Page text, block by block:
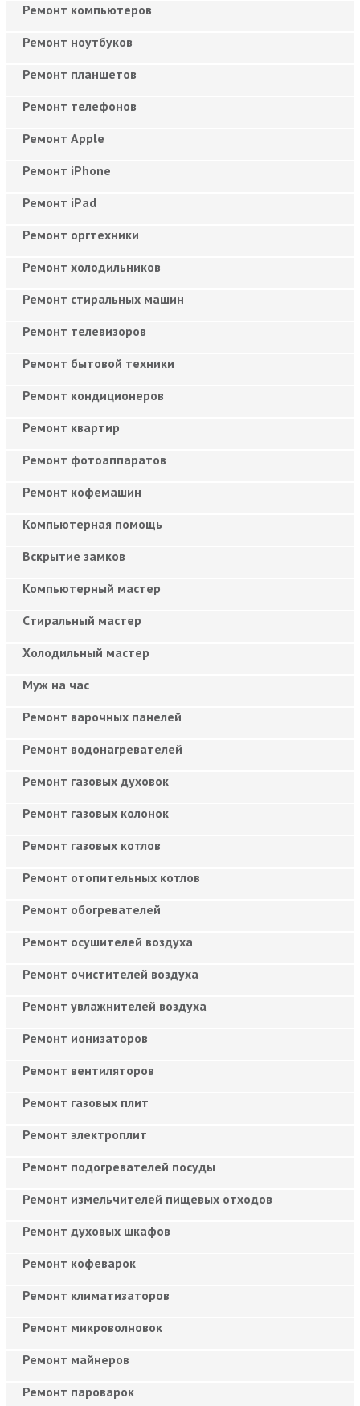
Ремонт компьютеров
Ремонт ноутбуков
Ремонт планшетов
Ремонт телефонов
Ремонт Apple
Ремонт iPhone
Ремонт iPad
Ремонт оргтехники
Ремонт холодильников
Ремонт стиральных машин
Ремонт телевизоров
Ремонт бытовой техники
Ремонт кондиционеров
Ремонт квартир
Ремонт фотоаппаратов
Ремонт кофемашин
Компьютерная помощь
Вскрытие замков
Компьютерный мастер
Cтиральный мастер
Холодильный мастер
Муж на час
Ремонт варочных панелей
Ремонт водонагревателей
Ремонт газовых духовок
Ремонт газовых колонок
Ремонт газовых котлов
Ремонт отопительных котлов
Ремонт обогревателей
Ремонт осушителей воздуха
Ремонт очистителей воздуха
Ремонт увлажнителей воздуха
Ремонт ионизаторов
Ремонт вентиляторов
Ремонт газовых плит
Ремонт электроплит
Ремонт подогревателей посуды
Ремонт измельчителей пищевых отходов
Ремонт духовых шкафов
Ремонт кофеварок
Ремонт климатизаторов
Ремонт микроволновок
Ремонт майнеров
Ремонт пароварок